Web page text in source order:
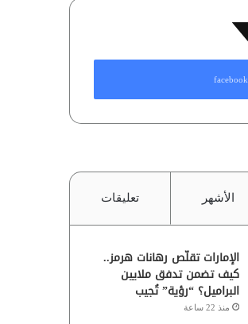
facebook
الأشهر تعليقات
الإمارات تقلّص رهانات هرمز..
كيف تضمن تدفق ملايين
البراميل؟ “رؤية” تُجيب
منذ 22 ساعة